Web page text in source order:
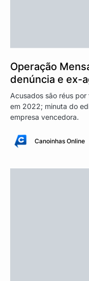
Operação
denúncia e ex-
Acusados são réus
em 2022; minuta do
empresa vencedora.
Canoinhas Online